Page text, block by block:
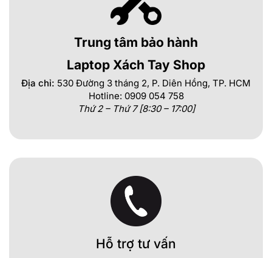
Trung tâm bảo hành
Laptop Xách Tay Shop
Địa chỉ: 530 Đường 3 tháng 2, P. Diên Hồng, TP. HCM
Hotline: 0909 054 758
Thứ 2 – Thứ 7 [8:30 – 17:00]
Hỗ trợ tư vấn